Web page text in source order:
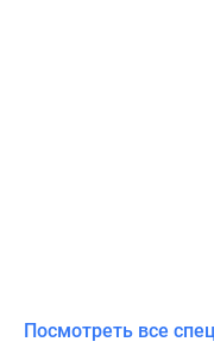
Посмотреть все